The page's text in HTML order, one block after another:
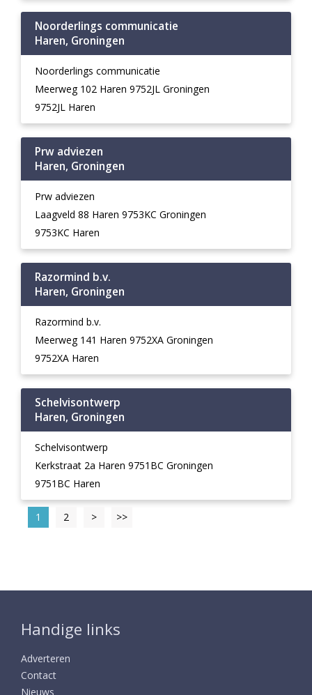
Noorderlings communicatie
Haren, Groningen
Noorderlings communicatie
Meerweg 102 Haren 9752JL Groningen
9752JL Haren
Prw adviezen
Haren, Groningen
Prw adviezen
Laagveld 88 Haren 9753KC Groningen
9753KC Haren
Razormind b.v.
Haren, Groningen
Razormind b.v.
Meerweg 141 Haren 9752XA Groningen
9752XA Haren
Schelvisontwerp
Haren, Groningen
Schelvisontwerp
Kerkstraat 2a Haren 9751BC Groningen
9751BC Haren
1 2 > >>
Handige links
Adverteren
Contact
Nieuws